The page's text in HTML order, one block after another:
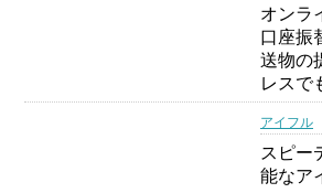
オンラ
口座振
送物の
レスで
アイフル
スピー
能なア